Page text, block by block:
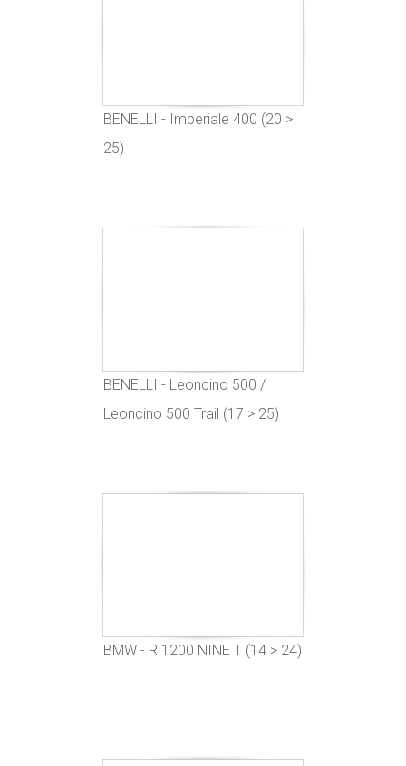
BENELLI - Imperiale 400 (20 >
25)
BENELLI - Leoncino 500 /
Leoncino 500 Trail (17 > 25)
BMW - R 1200 NINE T (14 > 24)